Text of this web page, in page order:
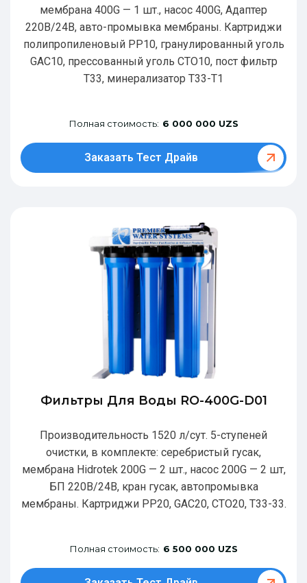
мембрана 400G — 1 шт., насос 400G, Адаптер
220В/24В, авто-промывка мембраны. Картриджи
полипропиленовый РР10, гранулированный уголь
GAC10, прессованный уголь CTO10, пост фильтр
T33, минерализатор Т33-Т1
Полная стоимость: 6 000 000 UZS
Заказать Тест Драйв
Фильтры Для Воды RO-400G-D01
Производительность 1520 л/сут. 5-ступеней
очистки, в комплекте: серебристый гусак,
мембрана Hidrotek 200G — 2 шт., насос 200G — 2 шт,
БП 220В/24В, кран гусак, автопромывка
мембраны. Картриджи РР20, GAC20, CTO20, T33-33.
Полная стоимость: 6 500 000 UZS